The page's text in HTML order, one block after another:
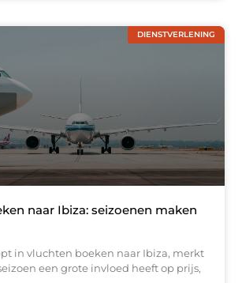
DIENSTVERLENING
naar Ibiza: seizoenen maken
in vluchten boeken naar Ibiza, merkt
een grote invloed heeft op prijs,